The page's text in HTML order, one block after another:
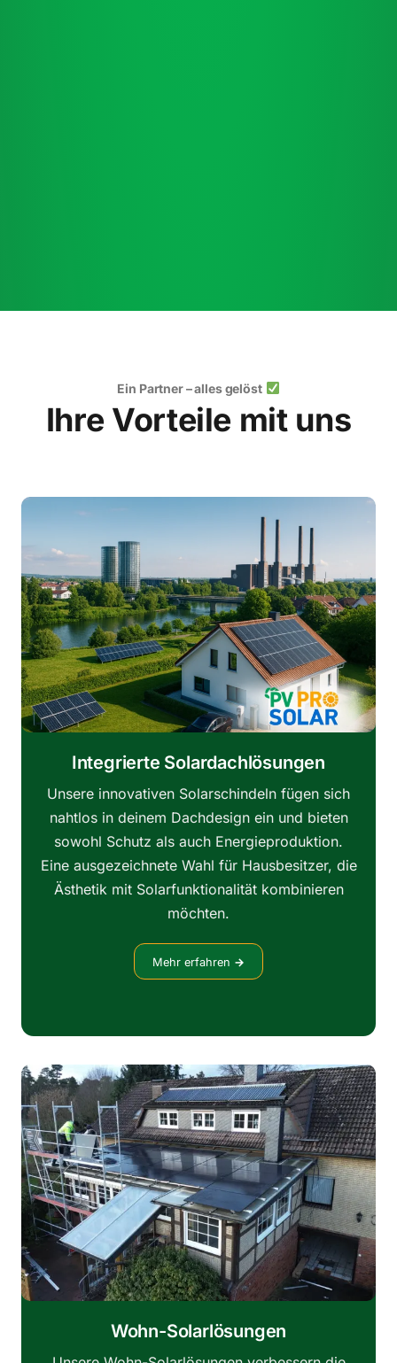
Ein Partner – alles gelöst
Ihre Vorteile mit uns
Integrierte Solardachlösungen
Unsere innovativen Solarschindeln fügen sich
nahtlos in deinem Dachdesign ein und bieten
sowohl Schutz als auch Energieproduktion.
Eine ausgezeichnete Wahl für Hausbesitzer, die
Ästhetik mit Solarfunktionalität kombinieren
möchten.
Mehr erfahren →
Wohn-Solarlösungen